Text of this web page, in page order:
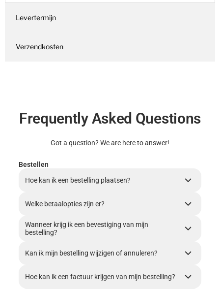
Levertermijn
Verzendkosten
Frequently Asked Questions
Got a question? We are here to answer!
Bestellen
Hoe kan ik een bestelling plaatsen?
Welke betaalopties zijn er?
Wanneer krijg ik een bevestiging van mijn
bestelling?
Kan ik mijn bestelling wijzigen of annuleren?
Hoe kan ik een factuur krijgen van mijn bestelling?